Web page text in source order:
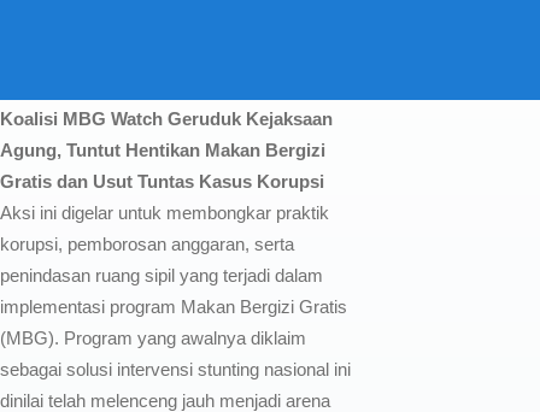
Koalisi MBG Watch Geruduk Kejaksaan
Agung, Tuntut Hentikan Makan Bergizi
Gratis dan Usut Tuntas Kasus Korupsi
Aksi ini digelar untuk membongkar praktik
korupsi, pemborosan anggaran, serta
penindasan ruang sipil yang terjadi dalam
implementasi program Makan Bergizi Gratis
(MBG). Program yang awalnya diklaim
sebagai solusi intervensi stunting nasional ini
dinilai telah melenceng jauh menjadi arena